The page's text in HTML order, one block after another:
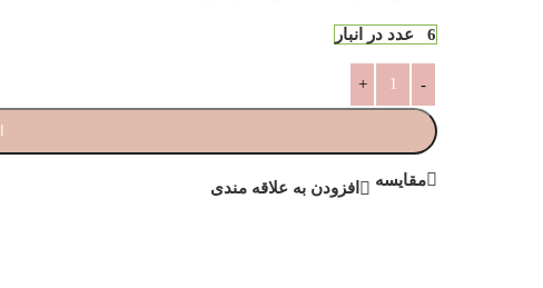
6 عدد در انبار
مقایسه افزودن به علاقه مندی